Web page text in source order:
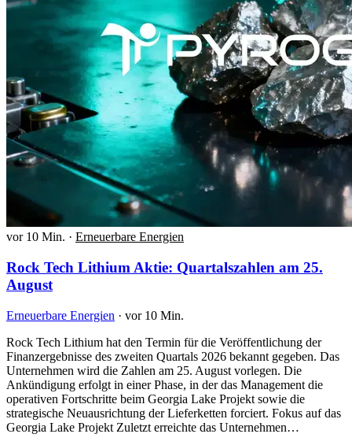
vor 10 Min. · Erneuerbare Energien
Rock Tech Lithium Aktie: Quartalszahlen am 25.
August
Erneuerbare Energien · vor 10 Min.
Rock Tech Lithium hat den Termin für die Veröffentlichung der
Finanzergebnisse des zweiten Quartals 2026 bekannt gegeben. Das
Unternehmen wird die Zahlen am 25. August vorlegen. Die
Ankündigung erfolgt in einer Phase, in der das Management die
operativen Fortschritte beim Georgia Lake Projekt sowie die
strategische Neuausrichtung der Lieferketten forciert. Fokus auf das
Georgia Lake Projekt Zuletzt erreichte das Unternehmen…